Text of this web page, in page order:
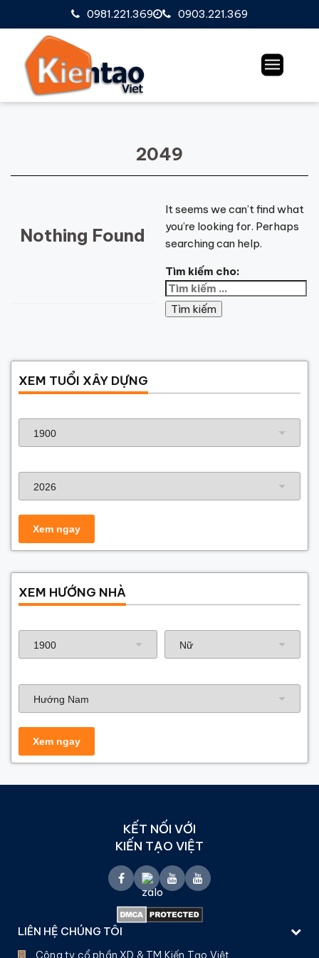
0903.221.369
0981.221.369
2049
Nothing Found
It seems we can’t find what
you’re looking for. Perhaps
searching can help.
Tìm kiếm cho:
XEM TUỔI XÂY DỰNG
XEM HƯỚNG NHÀ
KẾT NỐI VỚI
KIẾN TẠO VIỆT
LIÊN HỆ CHÚNG TÔI
Công ty cổ phần XD & TM Kiến Tạo Việt